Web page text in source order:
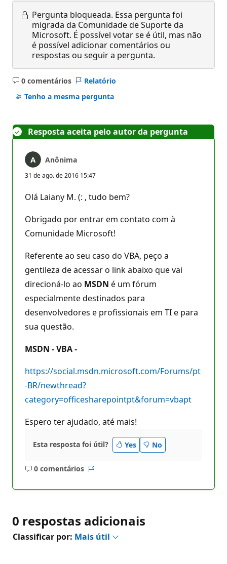
Pergunta bloqueada. Essa pergunta foi
migrada da Comunidade de Suporte da
Microsoft. É possível votar se é útil, mas não
é possível adicionar comentários ou
respostas ou seguir a pergunta.
0 comentários
Sem
comentários
Relatório
Tenho a mesma pergunta
Resposta aceita pelo autor da pergunta
Anônima
31 de ago. de 2016 15:47
Olá Laiany M. (: , tudo bem?
Obrigado por entrar em contato com à
Comunidade Microsoft!
Referente ao seu caso do VBA, peço a
gentileza de acessar o link abaixo que vai
direcioná-lo ao MSDN é um fórum
especialmente destinados para
desenvolvedores e profissionais em TI e para
sua questão.
MSDN - VBA -
https://social.msdn.microsoft.com/Forums/pt
-BR/newthread?
category=officesharepointpt&forum=vbapt
Espero ter ajudado, até mais!
Esta resposta foi útil? Yes No
0 comentários
Sem
0 respostas adicionais
Classificar por: Mais útil